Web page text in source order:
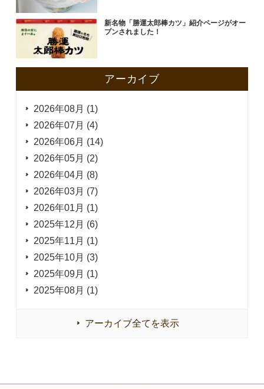
新名物「勝運太郎棒カツ」紹介ページがオー
プンされました！
アーカイブ
2026年08月 (1)
2026年07月 (4)
2026年06月 (14)
2026年05月 (2)
2026年04月 (8)
2026年03月 (7)
2026年01月 (1)
2025年12月 (6)
2025年11月 (1)
2025年10月 (3)
2025年09月 (1)
2025年08月 (1)
アーカイブ全てを表示